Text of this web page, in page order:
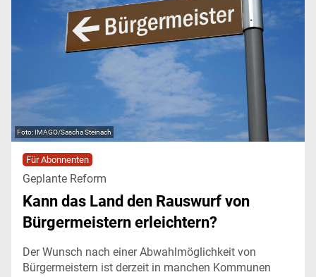
IMAGO/Sascha Steinach
Für Abonnenten
Geplante Reform
Kann das Land den Rauswurf von
Bürgermeistern erleichtern?
Der Wunsch nach einer Abwahlmöglichkeit von
Bürgermeistern ist derzeit in manchen Kommunen